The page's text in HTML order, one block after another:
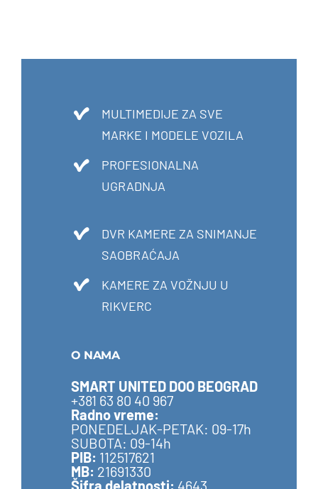
MULTIMEDIJE ZA SVE
MARKE I MODELE VOZILA
PROFESIONALNA
UGRADNJA
DVR KAMERE ZA SNIMANJE
SAOBRAĆAJA
KAMERE ZA VOŽNJU U
RIKVERC
O NAMA
SMART UNITED DOO BEOGRAD
+381 63 80 40 967
Radno vreme:
PONEDELJAK-PETAK: 09-17h
SUBOTA: 09-14h
PIB: 112517621
MB: 21691330